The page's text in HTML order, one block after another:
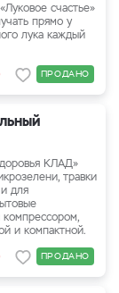
счастье»
прямо у
лука каждый
ПРОДАНО
КЛАД»
травки
для
и компактной.
ПРОДАНО